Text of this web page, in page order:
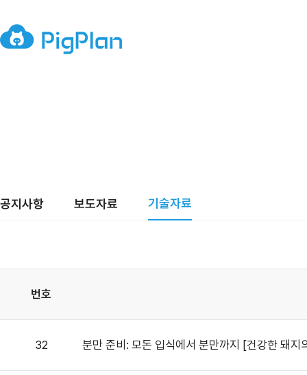
공지사항 보도자료 기술자료
번호
32 분만 준비: 모돈 입식에서 분만까지 [건강한 돼지